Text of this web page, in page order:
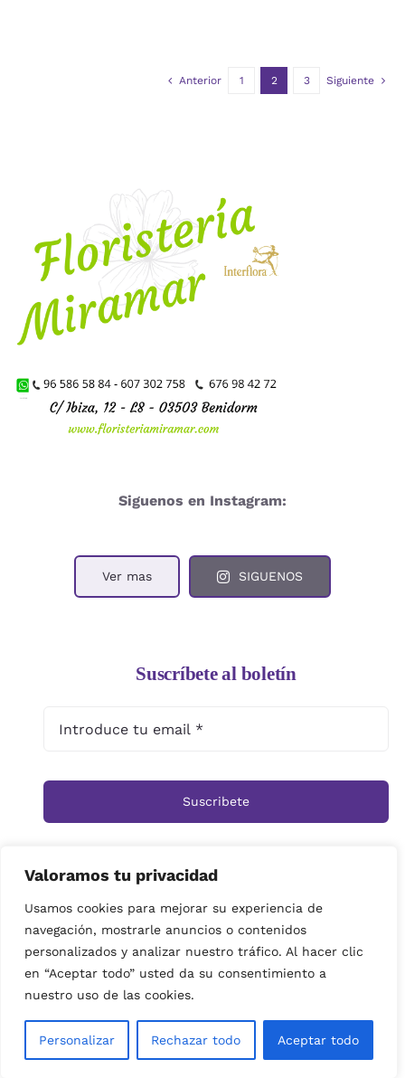
Valoramos tu privacidad
Usamos cookies para mejorar su experiencia de
navegación, mostrarle anuncios o contenidos
personalizados y analizar nuestro tráfico. Al hacer clic
en “Aceptar todo” usted da su consentimiento a
nuestro uso de las cookies.
Personalizar Rechazar todo Aceptar todo
Anterior 1 2 3 Siguiente
Siguenos en Instagram:
Ver mas SIGUENOS
Suscríbete al boletín
Suscribete
Inicio Tienda Ramos Rosas
Centros
Cestas
Arreglos Funerarios
Contacto
Política de privacidad
© Copyright 2019 | imagenes propiedad de Floristeria
Miramar| Derechos reservados|